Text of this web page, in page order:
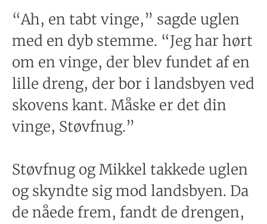
“Ah, en tabt vinge,” sagde uglen
med en dyb stemme. “Jeg har hørt
om en vinge, der blev fundet af en
lille dreng, der bor i landsbyen ved
skovens kant. Måske er det din
vinge, Støvfnug.”
Støvfnug og Mikkel takkede uglen
og skyndte sig mod landsbyen. Da
de nåede frem, fandt de drengen,